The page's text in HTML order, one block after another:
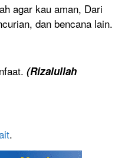
agar kau aman, Dari
dan bencana lain.
(Rizalullah
.